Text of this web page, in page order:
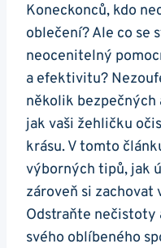
Koneckonců, kdo
oblečení? Ale co se
neocenitelný
a efektivitu?
několik ‌bezpečných
jak vaši žehličku
krásu. V tomto
výborných tipů, jak
zároveň si zachovat
Odstraňte
⁣svého oblíbeného